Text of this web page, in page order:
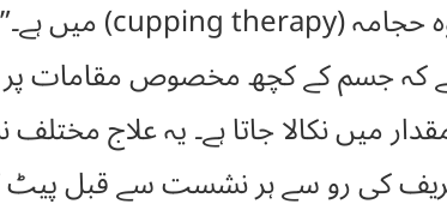
کہ جسم کے کچھ مخصوص مقامات
نکالا جاتا ہے۔ یہ علاج
کی رو سے ہر نشست سے قبل پیٹ کا